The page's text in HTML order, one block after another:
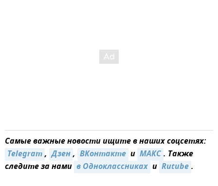
Самые важные новости ищите в наших соцсетях:
Telegram, Дзен, ВКонтакте и MAКС. Также
следите за нами в Одноклассниках и Rutube.